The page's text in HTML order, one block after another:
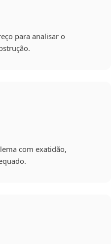
para analisar o
com exatidão,